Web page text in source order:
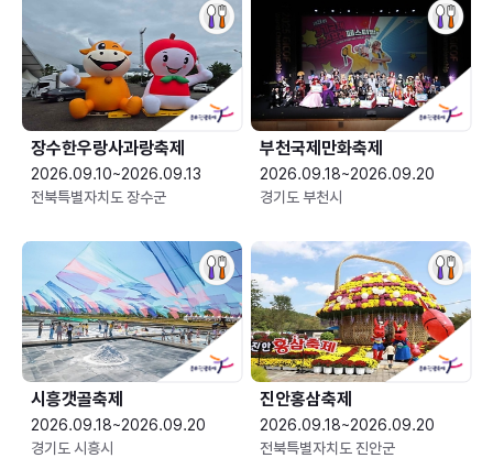
장수한우랑사과랑축제
2026.09.10~2026.09.13
전북특별자치도 장수군
부천국제만화축제
2026.09.18~2026.09.20
경기도 부천시
시흥갯골축제
2026.09.18~2026.09.20
경기도 시흥시
진안홍삼축제
2026.09.18~2026.09.20
전북특별자치도 진안군